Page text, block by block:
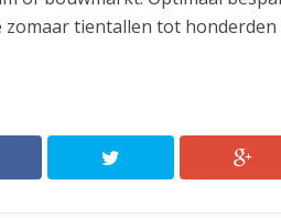
zomaar tientallen tot honderden